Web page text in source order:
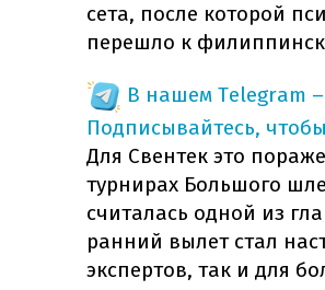
сета, после которой
перешло к
В нашем Telegram
Подписывайтесь,
Для Свентек это
турнирах Большого
считалась одной из
ранний вылет стал
экспертов, так и для